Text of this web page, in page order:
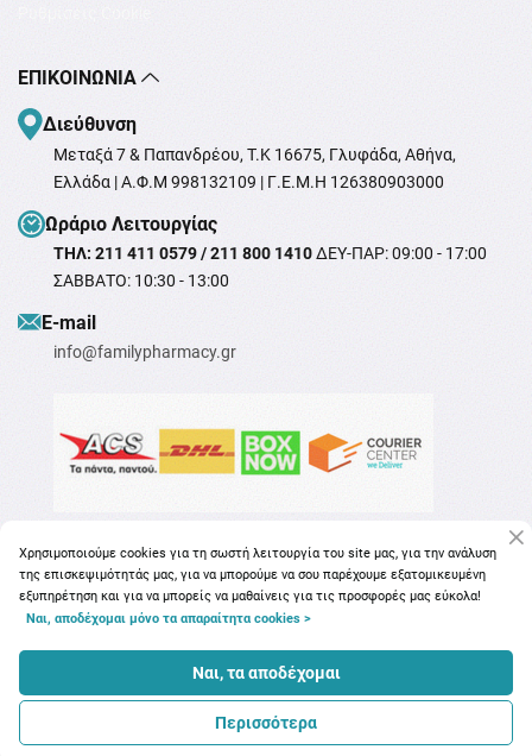
ΕΠΙΚΟΙΝΩΝΊΑ
Διεύθυνση
Μεταξά 7 & Παπανδρέου, T.K 16675, Γλυφάδα, Αθήνα,
Ελλάδα | Α.Φ.Μ 998132109 | Γ.Ε.Μ.Η 126380903000
Ωράριο Λειτουργίας
ΤΗΛ: 211 411 0579 / 211 800 1410ΔΕΥ-ΠΑΡ: 09:00 - 17:00
ΣΑΒΒΑΤΟ: 10:30 - 13:00
Ε-mail
info@familypharmacy.gr
Χρησιμοποιούμε cookies για τη σωστή λειτουργία του site μας, για την ανάλυση
της επισκεψιμότητάς μας, για να μπορούμε να σου παρέχουμε εξατομικευμένη
εξυπηρέτηση και για να μπορείς να μαθαίνεις για τις προσφορές μας εύκολα!
Ναι, αποδέχομαι μόνο τα απαραίτητα cookies >
Ναι, τα αποδέχομαι
Περισσότερα